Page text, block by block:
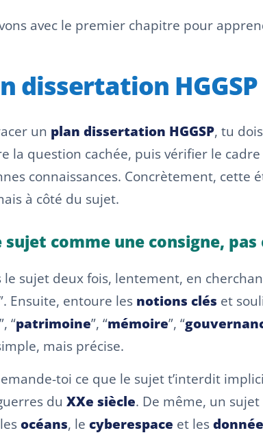
avec le premier chapitre pour
dissertation
un plan dissertation HGGSP, tu
la question cachée, puis vérifier le cadre
connaissances. Concrètement,
à côté du sujet.
sujet comme une consigne,
le sujet deux fois, lentement, en
Ensuite, entoure les notions clés et
”, “patrimoine”, “mémoire”, “
mais précise.
toi ce que le sujet t’interdit
du XXe siècle. De même, un
océans, le cyberespace et les